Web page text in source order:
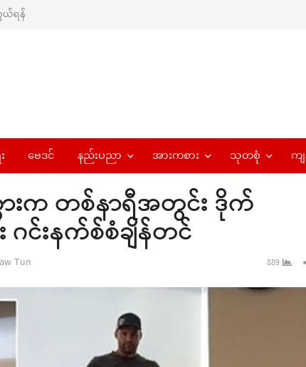
ရန်
ဗေဒင် နည်းပညာ အားကစား သုတစုံ ကျ
းက တစ်နာရီအတွင်း ဒိုက်
ဂင်းနက်စ်စံချိန်တင်
Tun 889